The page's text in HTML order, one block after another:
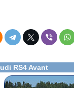
RS4 Avant